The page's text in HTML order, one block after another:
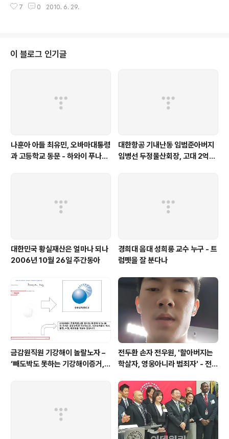
m/2256 '연기에 연기' 한미합동 대잠수함훈련, 아직도 미정 - 미 국방부 답변
등 조사결과에 혼돈을 주고 있다. 원본출처 http://www.segye.com/Article
s/News/Politi..
7 0 2010. 6. 29.
이 블로그 인기글
나훈아 아들 최유민, 오바마대통령
과 고등학교 동문 - 하와이 푸나호
대한항공 기내난동 임범준아버지
임병선 두정물산회장, 고대 2억기
대한민국 황실재산은 얼마나 되나
2006년 10월 26일 주간동아
경희대 음대 성희롱 교수 누구 - 트
럼펫을 잘 분다나
금감원직원 기강해이 놀랄노자 –
‘빼도박도 못하는 기강해이증거,
전두환 손자 전우원, '할아버지는
학살자, 영웅아니라 범죄자' - 전재